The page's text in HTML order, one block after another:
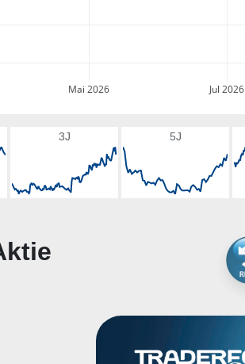
Mai 2026 Jul 2026
3J 5J